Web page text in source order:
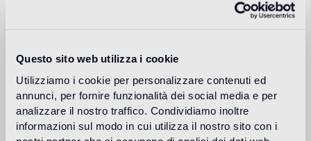
Questo sito web utilizza i cookie
Utilizziamo i cookie per personalizzare contenuti ed
annunci, per fornire funzionalità dei social media e per
analizzare il nostro traffico. Condividiamo inoltre
informazioni sul modo in cui utilizza il nostro sito con i
Revestimiento de interior
Revestimiento de exteriores
apto